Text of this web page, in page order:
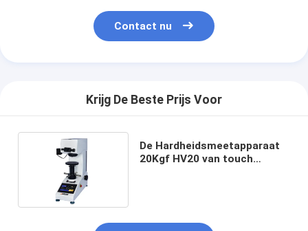
Contact nu
Krijg De Beste Prijs Voor
De Hardheidsmeetapparaat
20Kgf HV20 van touch